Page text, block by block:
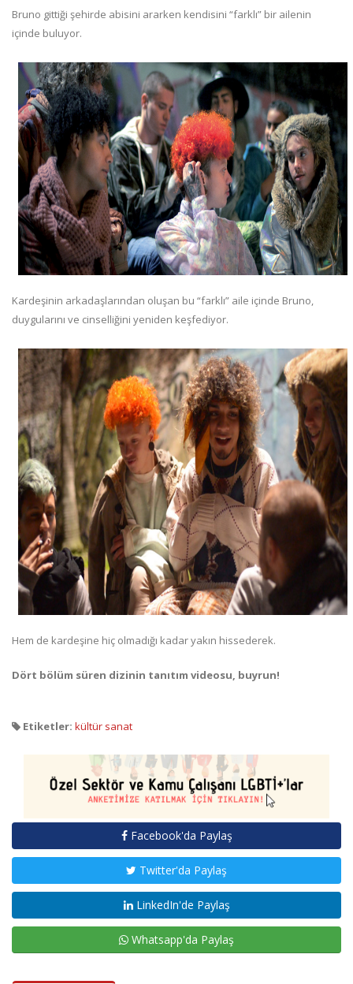
Bruno gittiği şehirde abisini ararken kendisini “farklı” bir ailenin
içinde buluyor.
Kardeşinin arkadaşlarından oluşan bu “farklı” aile içinde Bruno,
duygularını ve cinselliğini yeniden keşfediyor.
Hem de kardeşine hiç olmadığı kadar yakın hissederek.
Dört bölüm süren dizinin tanıtım videosu, buyrun!
Etiketler: kültür sanat
Facebook'da Paylaş
Twitter'da Paylaş
LinkedIn'de Paylaş
Whatsapp'da Paylaş